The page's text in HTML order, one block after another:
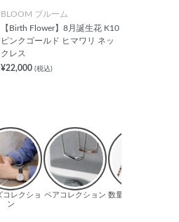
BLOOM ブルーム
【Birth Flower】8月誕生花 K10
ピンクゴールド ヒマワリ ネッ
クレス
¥22,000 (税込)